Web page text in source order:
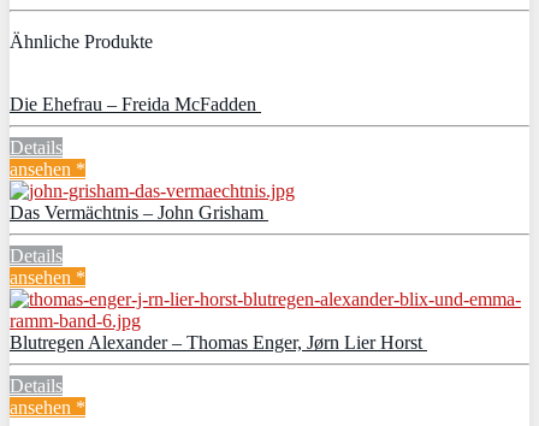
Ähnliche Produkte
Die Ehefrau – Freida McFadden
Details
ansehen *
Das Vermächtnis – John Grisham
Details
ansehen *
Blutregen Alexander – Thomas Enger, Jørn Lier Horst
Details
ansehen *